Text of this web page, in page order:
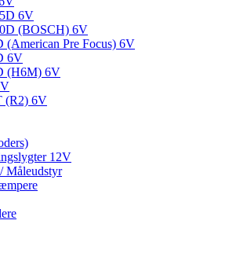
6V
(BOSCH) 6V
(American Pre Focus) 6V
6V
(H6M) 6V
(R2) 6V
12V
Måleudstyr